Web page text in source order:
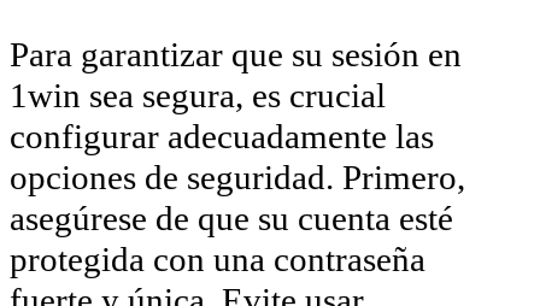
Para garantizar que su sesión en
1win sea segura, es crucial
configurar adecuadamente las
opciones de seguridad. Primero,
asegúrese de que su cuenta esté
protegida con una contraseña